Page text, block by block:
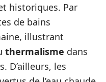
historiques. Par
de bains
illustrant
thermalisme dans
D’ailleurs, les